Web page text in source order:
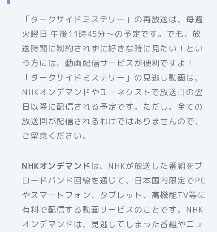
「ダークサイドミステリー」の再放送は、毎週
火曜日 午後11時45分～の予定です。でも、放
送時間に制約されずに好きな時に見たい！とい
う方には、動画配信サービスが便利ですよ！
「ダークサイドミステリー」の見逃し動画は、
NHKオンデマンドやユーネクストで放送日の翌
日以降に配信される予定です。ただし、全ての
放送回が配信されるわけではありませんので、
ご留意ください。
NHKオンデマンド は、NHKが放送した番組をブ
ロードバンド回線を通じて、日本国内限定でPC
やスマートフォン、タブレット、高機能TV等に
有料で配信する動画サービスのことです。NHK
オンデマンドは、見逃してしまった番組やニュ